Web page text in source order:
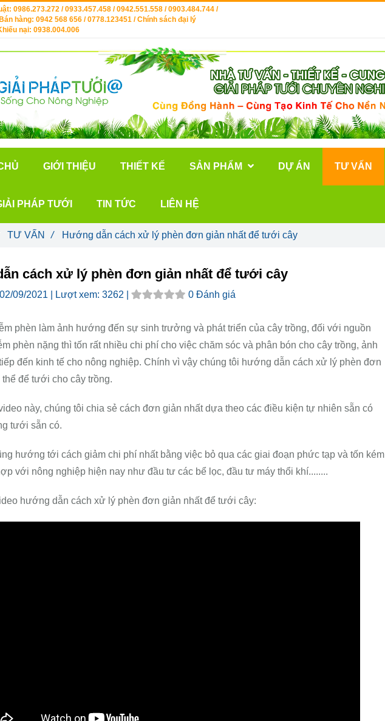
cách xử lý phèn đơn giản nhất để tưới cây
02/09/2021 | Lượt xem: 3262 | 0 Đánh giá
phèn làm ảnh hướng đến sự sinh trưởng và phát triển của cây trồng, đối với nguồn
phèn nặng thì tốn rất nhiều chi phí cho việc chăm sóc và phân bón cho cây trồng, ảnh
đến kinh tế cho nông nghiệp. Chính vì vậy chúng tôi hướng dẫn cách xử lý phèn đơn
để tưới cho cây trồng.
này, chúng tôi chia sẻ cách đơn giản nhất dựa theo các điều kiện tự nhiên sẵn có
tưới sẵn có.
hướng tới cách giảm chi phí nhất bằng việc bỏ qua các giai đoạn phức tạp và tốn kém
với nông nghiệp hiện nay như đầu tư các bể lọc, đầu tư máy thổi khí........
hướng dẫn cách xử lý phèn đơn giản nhất để tưới cây:
TƯ VẤN / Hướng dẫn cách xử lý phèn đơn giản nhất để tưới cây
0986.273.272 / 0933.457.458 / 0942.551.558 / 0903.484.744 /
hàng: 0942 568 656 / 0778.123451 / Chính sách đại lý
nại: 0938.004.006
GIỚI THIỆU THIẾT KẾ SẢN PHẨM DỰ ÁN TƯ VẤN
PHÁP TƯỚI TIN TỨC LIÊN HỆ